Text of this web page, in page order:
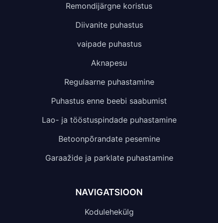
Remondijärgne koristus
Diivanite puhastus
vaipade puhastus
Aknapesu
Regulaarne puhastamine
Puhastus enne beebi saabumist
Lao- ja tööstuspindade puhastamine
Betoonpõrandate pesemine
Garaažide ja parklate puhastamine
NAVIGATSIOON
Kodulehekülg